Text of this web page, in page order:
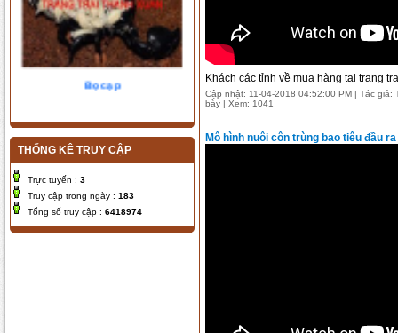
Bọ cạp
THỐNG KÊ TRUY CẬP
Trực tuyến : 3
Truy cập trong ngày : 183
Tổng số truy cập : 6418974
Khách các tỉnh về mua hàng tại trang
Cập nhật: 11-04-2018 04:52:00 PM | Tác
bày | Xem: 1041
Mô hình nuôi côn trùng bao tiêu đầu